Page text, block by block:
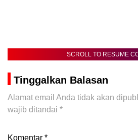
SCROLL TO RESUME
Tinggalkan Balasan
Alamat email Anda tidak akan
wajib ditandai *
Komentar *